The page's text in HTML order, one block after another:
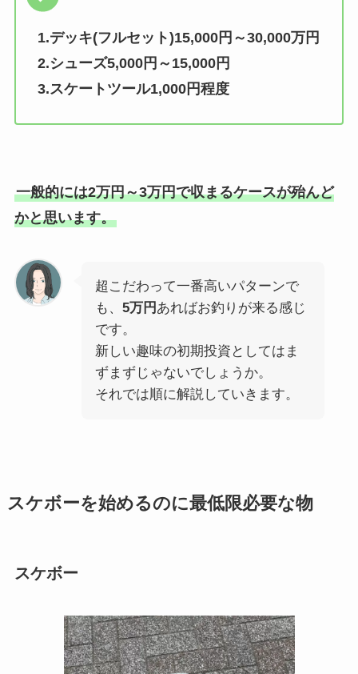
1.デッキ(フルセット)15,000円～30,000万円
2.シューズ5,000円～15,000円
3.スケートツール1,000円程度
一般的には2万円～3万円で収まるケースが殆んど
かと思います。
超こだわって一番高いパターンで
も、 5万円 あればお釣りが来る感じ
です。
新しい趣味の初期投資としてはま
ずまずじゃないでしょうか。
それでは順に解説していきます。
スケボーを始めるのに最低限必要な物
スケボー